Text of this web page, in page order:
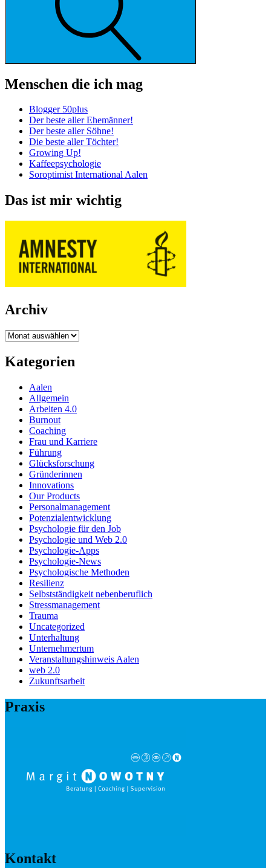
Menschen die ich mag
Blogger 50plus
Der beste aller Ehemänner!
Der beste aller Söhne!
Die beste aller Töchter!
Growing Up!
Kaffeepsychologie
Soroptimist International Aalen
Das ist mir wichtig
Archiv
Archiv
Kategorien
Aalen
Allgemein
Arbeiten 4.0
Burnout
Coaching
Frau und Karriere
Führung
Glücksforschung
Gründerinnen
Innovations
Our Products
Personalmanagement
Potenzialentwicklung
Psychologie für den Job
Psychologie und Web 2.0
Psychologie-Apps
Psychologie-News
Psychologische Methoden
Resilienz
Selbstständigkeit nebenberuflich
Stressmanagement
Trauma
Uncategorized
Unterhaltung
Unternehmertum
Veranstaltungshinweis Aalen
web 2.0
Zukunftsarbeit
Praxis
Kontakt